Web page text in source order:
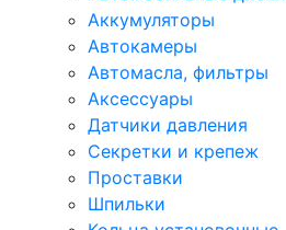
Аккумуляторы
Автокамеры
Автомасла, фильтры
Аксессуары
Датчики давления
Секретки и крепеж
Проставки
Шпильки